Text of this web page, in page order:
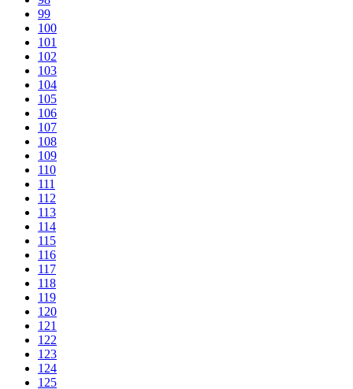
99
100
101
102
103
104
105
106
107
108
109
110
111
112
113
114
115
116
117
118
119
120
121
122
123
124
125